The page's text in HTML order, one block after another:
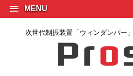
MENU
次世代制振装置「ウィンダンパー